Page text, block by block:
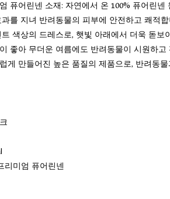
퓨어린넨 소재: 자연에서 온 100% 퓨어린
과를 지녀 반려동물의 피부에 안전하고 쾌적
트 색상의 드레스로, 햇빛 아래에서 더욱 돋보
좋아 무더운 여름에도 반려동물이 시원하
게 만들어진 높은 품질의 제품으로, 반려동
리미엄 퓨어린넨